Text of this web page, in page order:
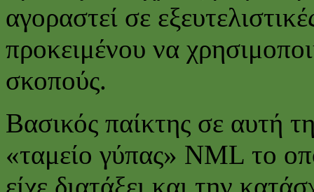
αγοραστεί σε
προκειμένου να
σκοπούς.
Βασικός παίκτης σε αυτή
«ταμείο γύπας» NML το
είχε διατάξει και την